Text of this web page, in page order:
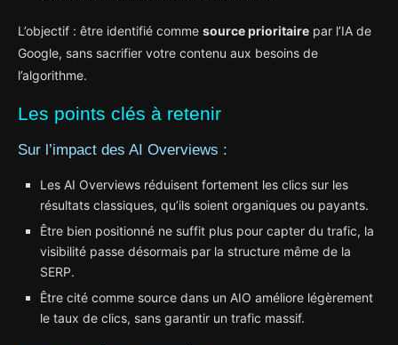
L’objectif : être identifié comme source prioritaire par l’IA de
Google, sans sacrifier votre contenu aux besoins de
l’algorithme.
Les points clés à retenir
Sur l’impact des AI Overviews :
Les AI Overviews réduisent fortement les clics sur les
résultats classiques, qu’ils soient organiques ou payants.
Être bien positionné ne suffit plus pour capter du trafic, la
visibilité passe désormais par la structure même de la
SERP.
Être cité comme source dans un AIO améliore légèrement
le taux de clics, sans garantir un trafic massif.